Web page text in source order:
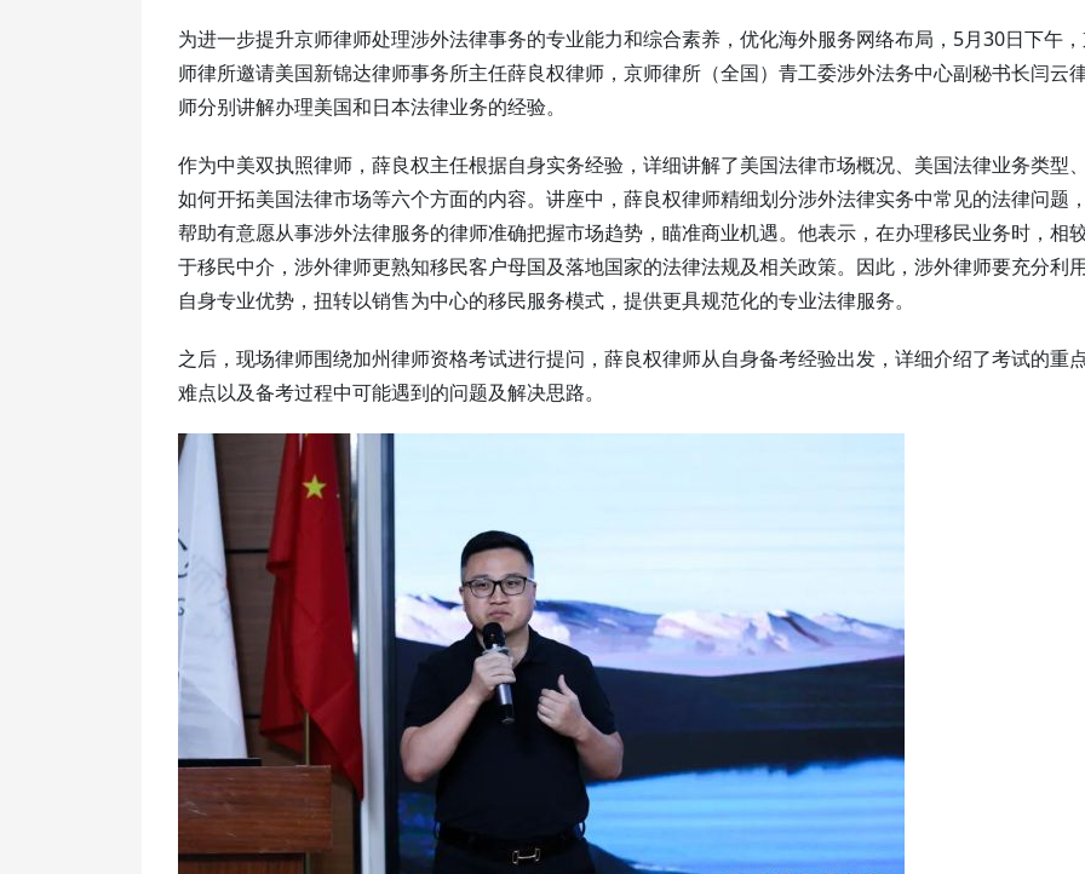
为进一步提升京师律师处理涉外法律事务的专业能力和综合素养，优化海外服务网络布局，5月30日下午
师律所邀请美国新锦达律师事务所主任薛良权律师，京师律所（全国）青工委涉外法务中心副秘书长闫云
师分别讲解办理美国和日本法律业务的经验。
作为中美双执照律师，薛良权主任根据自身实务经验，详细讲解了美国法律市场概况、美国法律业务类型
如何开拓美国法律市场等六个方面的内容。讲座中，薛良权律师精细划分涉外法律实务中常见的法律问题
帮助有意愿从事涉外法律服务的律师准确把握市场趋势，瞄准商业机遇。他表示，在办理移民业务时，相
于移民中介，涉外律师更熟知移民客户母国及落地国家的法律法规及相关政策。因此，涉外律师要充分利
自身专业优势，扭转以销售为中心的移民服务模式，提供更具规范化的专业法律服务。
之后，现场律师围绕加州律师资格考试进行提问，薛良权律师从自身备考经验出发，详细介绍了考试的重
难点以及备考过程中可能遇到的问题及解决思路。